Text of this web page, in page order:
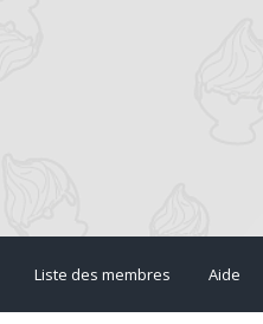
Liste des membres Aide